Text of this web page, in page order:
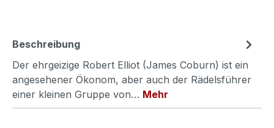
Beschreibung
Der ehrgeizige Robert Elliot (James Coburn) ist ein
angesehener Ökonom, aber auch der Rädelsführer
einer kleinen Gruppe von… Mehr